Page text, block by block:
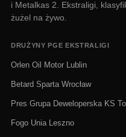
i Metalkas 2. Ekstraligi,
żużel na żywo.
DRUŻYNY PGE EKSTRALIGI
Orlen Oil Motor Lublin
Betard Sparta Wrocław
Pres Grupa Deweloperska KS
Fogo Unia Leszno